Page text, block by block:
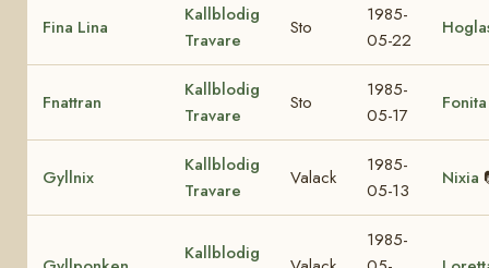
Fina Lina
Kallblodig
Travare
Sto
1985-
05-22
Fnattran
Kallblodig
Travare
Sto
1985-
05-17
Fonita
Gyllnix
Kallblodig
Travare
Valack
1985-
05-13
Nixia
Kallblodig
1985-